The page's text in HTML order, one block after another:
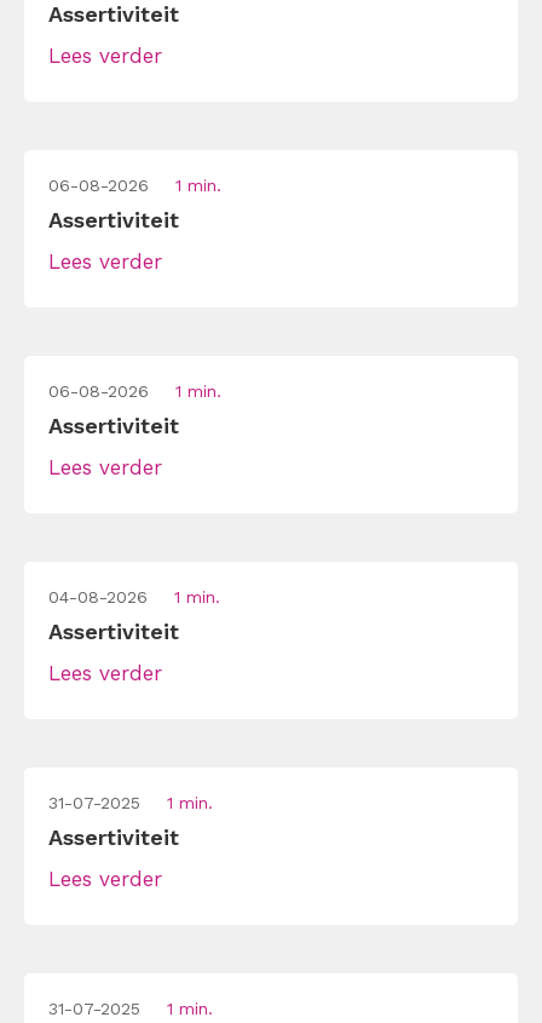
Assertiviteit
Lees verder
06-08-2026 1 min.
Assertiviteit
Lees verder
06-08-2026 1 min.
Assertiviteit
Lees verder
04-08-2026 1 min.
Assertiviteit
Lees verder
31-07-2025 1 min.
Assertiviteit
Lees verder
31-07-2025 1 min.